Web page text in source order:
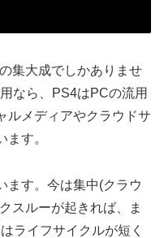
集大成でしかありませ
なら、PS4はPCの流用
ルメディアやクラウドサ
す。
ます。今は集中(クラウ
スルーが起きれば、ま
ライフサイクルが短く